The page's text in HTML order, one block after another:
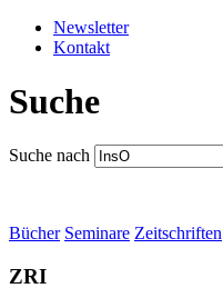
Newsletter
Kontakt
Suche
Suche nach
Bücher Seminare Zeitschriften
ZRI